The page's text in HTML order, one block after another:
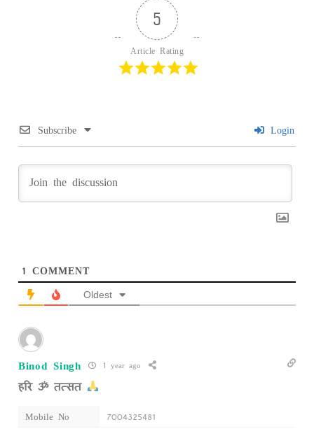
5
Article Rating
Subscribe Login
1 COMMENT
Oldest
Binod Singh 1 year ago
हरि ॐ तत्सत
Mobile No 7004325481